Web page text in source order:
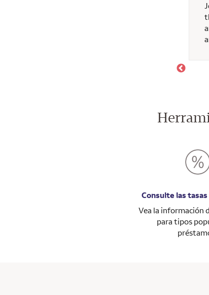
Consulte las
Vea la información
para tipos